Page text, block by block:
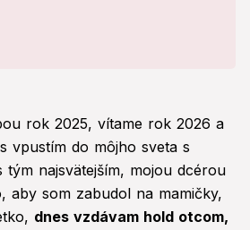
rok 2025, vítame rok 2026 a
vpustím do môjho sveta s
tým najsvätejším, mojou dcérou
aby som zabudol na mamičky,
dnes vzdávam hold otcom,